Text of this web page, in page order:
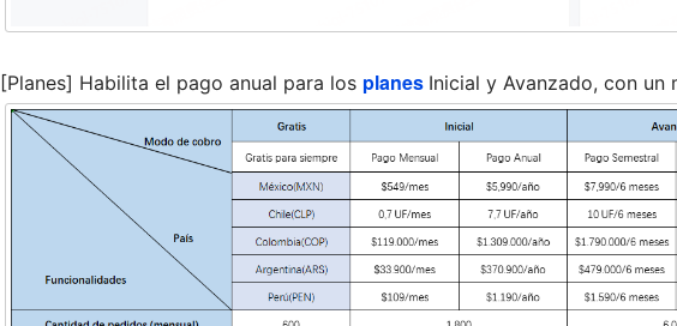
[Planes] Habilita el pago anual para los planes Inicial y Avanzado, con un